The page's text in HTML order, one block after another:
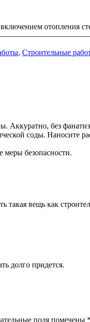
отопления
, Строительные
без
соды. Наносите
меры безопасности.
такая вещь как
долго придется.
поля помечены *